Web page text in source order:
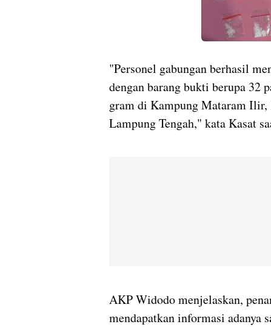
"Personel gabungan berhasil
dengan barang bukti berupa 32
gram di Kampung Mataram Ilir,
Lampung Tengah," kata Kasat
AKP Widodo menjelaskan,
mendapatkan informasi adanya